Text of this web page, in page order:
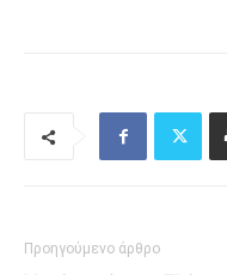
Προηγούμενο άρθρο